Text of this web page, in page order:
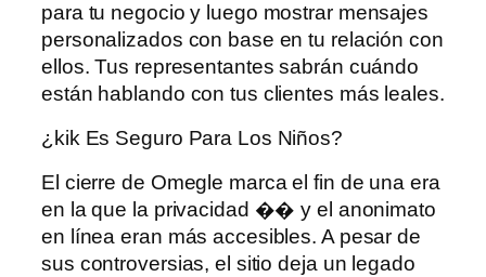
para tu negocio y luego mostrar mensajes
personalizados con base ​​en tu relación con
ellos. Tus representantes sabrán cuándo
están hablando con tus clientes más leales.
¿kik Es Seguro Para Los Niños?
El cierre de Omegle marca el fin de una era
en la que la privacidad �� y el anonimato
en línea eran más accesibles. A pesar de
sus controversias, el sitio deja un legado